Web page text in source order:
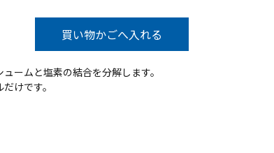
買い物かごへ入れる
ームと塩素の結合を分解します。
けです。